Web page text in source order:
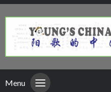
Menu